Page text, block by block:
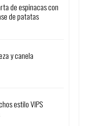
de espinacas con
de patatas
y canela
estilo VIPS